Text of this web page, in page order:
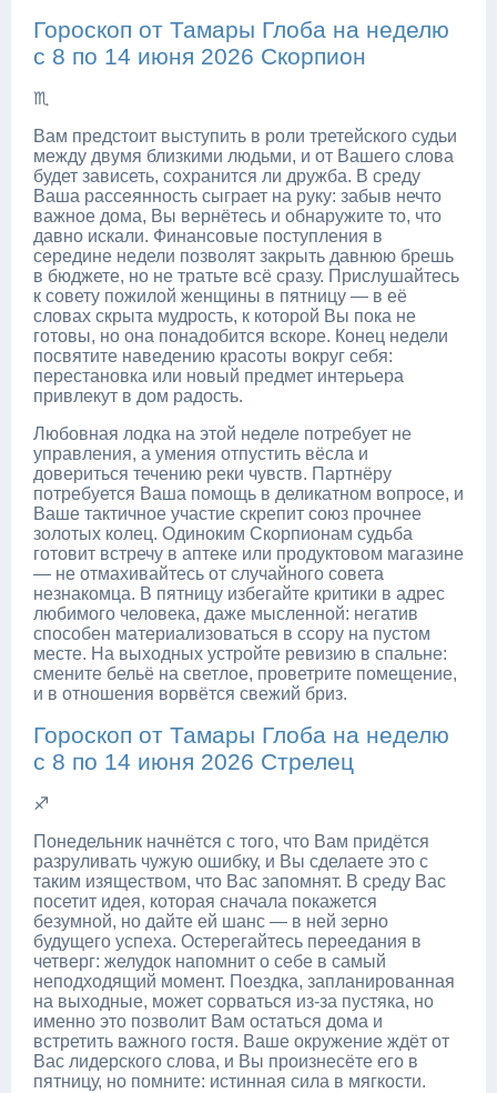
Гороскоп от Тамары Глоба на неделю
с 8 по 14 июня 2026 Скорпион
♏
Вам предстоит выступить в роли третейского судьи
между двумя близкими людьми, и от Вашего слова
будет зависеть, сохранится ли дружба. В среду
Ваша рассеянность сыграет на руку: забыв нечто
важное дома, Вы вернётесь и обнаружите то, что
давно искали. Финансовые поступления в
середине недели позволят закрыть давнюю брешь
в бюджете, но не тратьте всё сразу. Прислушайтесь
к совету пожилой женщины в пятницу — в её
словах скрыта мудрость, к которой Вы пока не
готовы, но она понадобится вскоре. Конец недели
посвятите наведению красоты вокруг себя:
перестановка или новый предмет интерьера
привлекут в дом радость.
Любовная лодка на этой неделе потребует не
управления, а умения отпустить вёсла и
довериться течению реки чувств. Партнёру
потребуется Ваша помощь в деликатном вопросе, и
Ваше тактичное участие скрепит союз прочнее
золотых колец. Одиноким Скорпионам судьба
готовит встречу в аптеке или продуктовом магазине
— не отмахивайтесь от случайного совета
незнакомца. В пятницу избегайте критики в адрес
любимого человека, даже мысленной: негатив
способен материализоваться в ссору на пустом
месте. На выходных устройте ревизию в спальне:
смените бельё на светлое, проветрите помещение,
и в отношения ворвётся свежий бриз.
Гороскоп от Тамары Глоба на неделю
с 8 по 14 июня 2026 Стрелец
♐
Понедельник начнётся с того, что Вам придётся
разруливать чужую ошибку, и Вы сделаете это с
таким изяществом, что Вас запомнят. В среду Вас
посетит идея, которая сначала покажется
безумной, но дайте ей шанс — в ней зерно
будущего успеха. Остерегайтесь переедания в
четверг: желудок напомнит о себе в самый
неподходящий момент. Поездка, запланированная
на выходные, может сорваться из-за пустяка, но
именно это позволит Вам остаться дома и
встретить важного гостя. Ваше окружение ждёт от
Вас лидерского слова, и Вы произнесёте его в
пятницу, но помните: истинная сила в мягкости.